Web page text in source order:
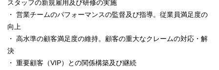
スタッフの新規雇用及び研修の実施
・ 営業チームのパフォーマンスの監督及び指導。従業員満足度の
向上
・ 高水準の顧客満足度の維持。顧客の重大なクレームの対応・解
決
・ 重要顧客（VIP）との関係構築及び継続